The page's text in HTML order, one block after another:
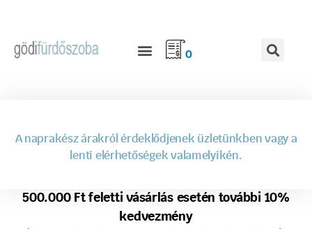
0
A naprakész árakról érdeklődjenek üzletünkben vagy a
lenti elérhetőségek valamelyikén.
500.000 Ft feletti vásárlás esetén további 10%
kedvezmény